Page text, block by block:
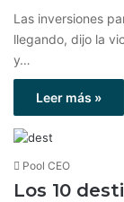
Las inversiones
llegando, dijo la
y…
Leer más »
Pool CEO
Los 10